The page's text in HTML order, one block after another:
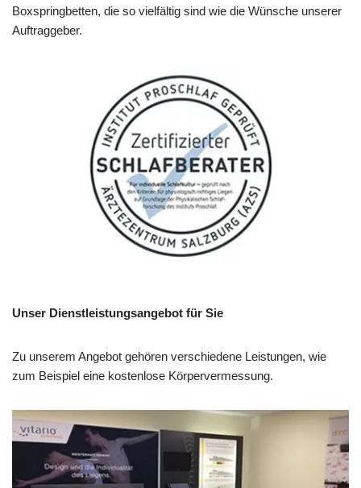
Boxspringbetten, die so vielfältig sind wie die Wünsche unserer
Auftraggeber.
Unser Dienstleistungsangebot für Sie
Zu unserem Angebot gehören verschiedene Leistungen, wie
zum Beispiel eine kostenlose Körpervermessung.